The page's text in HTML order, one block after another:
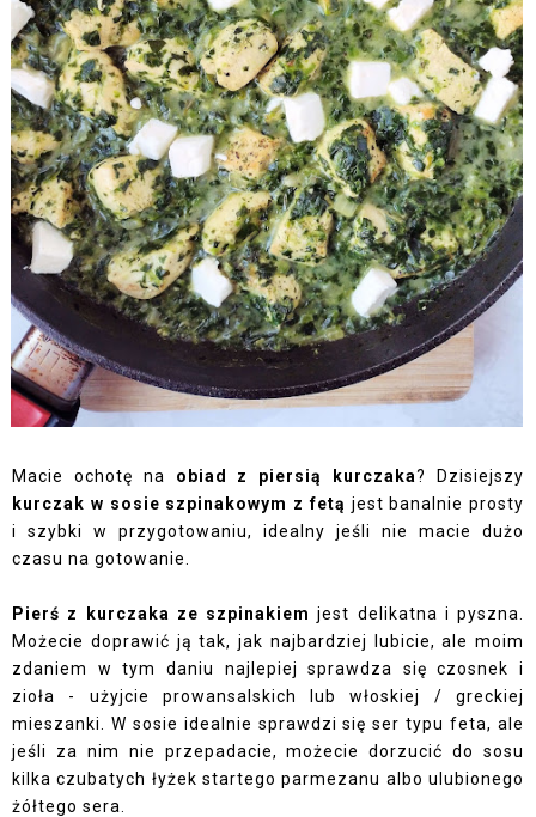
Macie ochotę na obiad z piersią kurczaka? Dzisiejszy
kurczak w sosie szpinakowym z fetą jest banalnie prosty
i szybki w przygotowaniu, idealny jeśli nie macie dużo
czasu na gotowanie.
Pierś z kurczaka ze szpinakiem jest delikatna i pyszna.
Możecie doprawić ją tak, jak najbardziej lubicie, ale moim
zdaniem w tym daniu najlepiej sprawdza się czosnek i
zioła - użyjcie prowansalskich lub włoskiej / greckiej
mieszanki. W sosie idealnie sprawdzi się ser typu feta, ale
jeśli za nim nie przepadacie, możecie dorzucić do sosu
kilka czubatych łyżek startego parmezanu albo ulubionego
żółtego sera.